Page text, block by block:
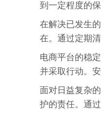
到一定程度的保
在解决已发生
在。通过定期
电商平台的稳
并采取行动。
面对日益复杂
护的责任。通